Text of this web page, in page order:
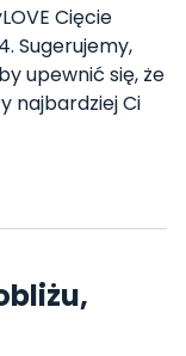
Cięcie
Sugerujemy,
upewnić się, że
najbardziej Ci